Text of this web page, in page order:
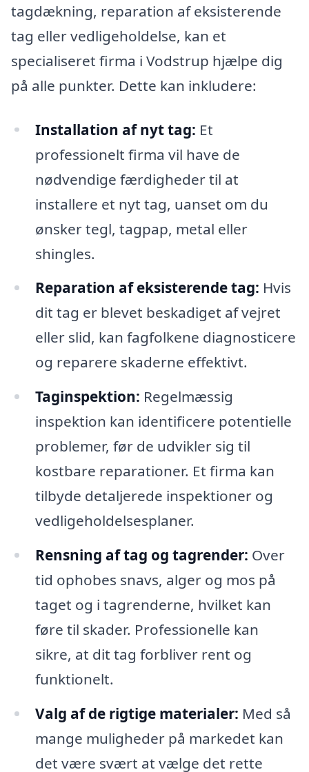
tagdækning, reparation af eksisterende
tag eller vedligeholdelse, kan et
specialiseret firma i Vodstrup hjælpe dig
på alle punkter. Dette kan inkludere:
Installation af nyt tag: Et
professionelt firma vil have de
nødvendige færdigheder til at
installere et nyt tag, uanset om du
ønsker tegl, tagpap, metal eller
shingles.
Reparation af eksisterende tag: Hvis
dit tag er blevet beskadiget af vejret
eller slid, kan fagfolkene diagnosticere
og reparere skaderne effektivt.
Taginspektion: Regelmæssig
inspektion kan identificere potentielle
problemer, før de udvikler sig til
kostbare reparationer. Et firma kan
tilbyde detaljerede inspektioner og
vedligeholdelsesplaner.
Rensning af tag og tagrender: Over
tid ophobes snavs, alger og mos på
taget og i tagrenderne, hvilket kan
føre til skader. Professionelle kan
sikre, at dit tag forbliver rent og
funktionelt.
Valg af de rigtige materialer: Med så
mange muligheder på markedet kan
det være svært at vælge det rette